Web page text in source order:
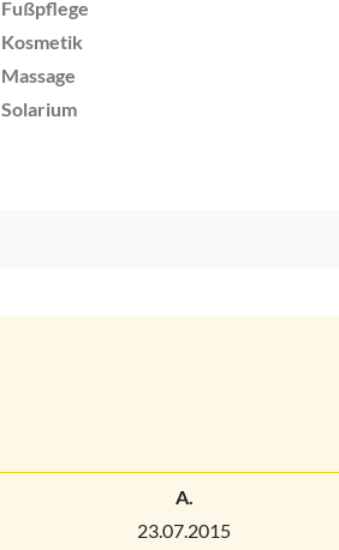
Fußpflege
Kosmetik
Massage
Solarium
A.
23.07.2015